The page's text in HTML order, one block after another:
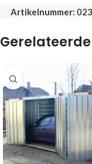
Artikelnummer: